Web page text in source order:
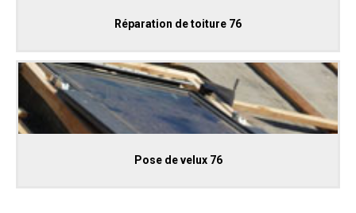
Réparation de toiture 76
Pose de velux 76